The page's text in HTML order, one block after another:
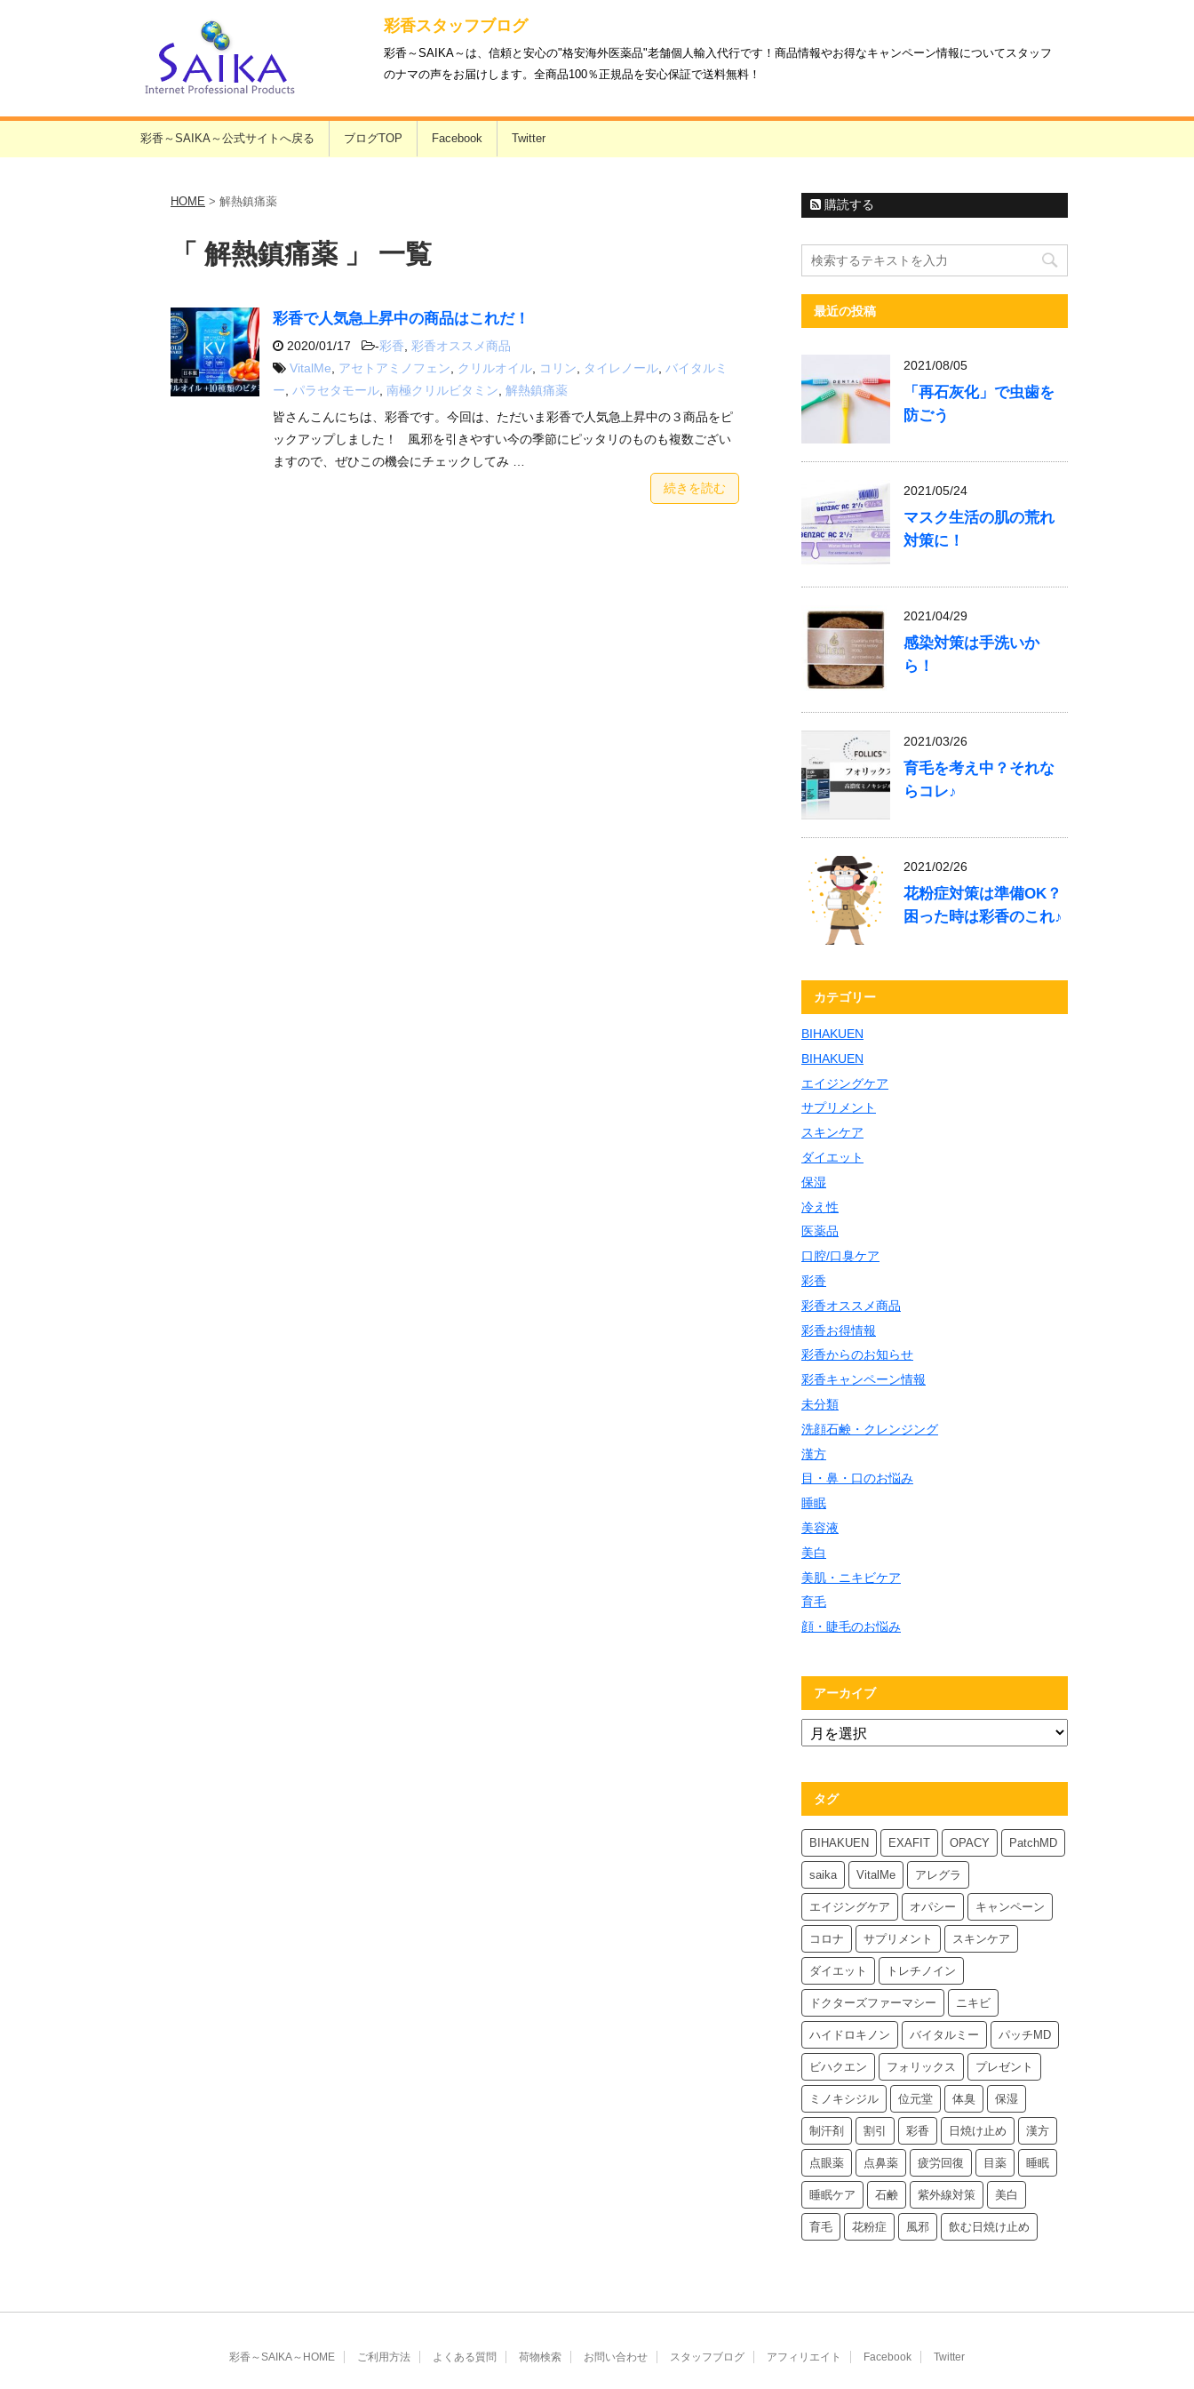
彩香スタッフブログ
彩香～SAIKA～は、信頼と安心の"格安海外医薬品"老舗個人輸入代行です！商品情報やお得なキャンペーン情報についてスタッフ
のナマの声をお届けします。全商品100％正規品を安心保証で送料無料！
彩香～SAIKA～公式サイトへ戻る ブログTOP Facebook Twitter
HOME > 解熱鎮痛薬
「 解熱鎮痛薬 」 一覧
彩香で人気急上昇中の商品はこれだ！
2020/01/17 -彩香
彩香オススメ商品
VitalMe
アセトアミノフェン クリルオイル コリン タイレノール バイタルミ
ー
パラセタモール 南極クリルビタミン 解熱鎮痛薬
皆さんこんにちは、彩香です。今回は、ただいま彩香で人気急上昇中の３商品をピ
ックアップしました！ 風邪を引きやすい今の季節にピッタリのものも複数ござい
ますので、ぜひこの機会にチェックしてみ …
続きを読む
購読する
最近の投稿
2021/08/05
「再石灰化」で虫歯を
防ごう
2021/05/24
マスク生活の肌の荒れ
対策に！
2021/04/29
感染対策は手洗いか
ら！
2021/03/26
育毛を考え中？それな
らコレ♪
2021/02/26
花粉症対策は準備OK？
困った時は彩香のこれ♪
カテゴリー
BIHAKUEN
BIHAKUEN
エイジングケア
サプリメント
スキンケア
ダイエット
保湿
冷え性
医薬品
口腔/口臭ケア
彩香
彩香オススメ商品
彩香お得情報
彩香からのお知らせ
彩香キャンペーン情報
未分類
洗顔石鹸・クレンジング
漢方
目・鼻・口のお悩み
睡眠
美容液
美白
美肌・ニキビケア
育毛
顔・睫毛のお悩み
アーカイブ
タグ
BIHAKUEN EXAFIT OPACY PatchMD
saika VitalMe アレグラ
エイジングケア オパシー キャンペーン
コロナ サプリメント スキンケア
ダイエット トレチノイン
ドクターズファーマシー ニキビ
ハイドロキノン バイタルミー パッチMD
ビハクエン フォリックス プレゼント
ミノキシジル 位元堂 体臭 保湿
制汗剤 割引 彩香 日焼け止め 漢方
点眼薬 点鼻薬 疲労回復 目薬 睡眠
睡眠ケア 石鹸 紫外線対策 美白
育毛 花粉症 風邪 飲む日焼け止め
彩香～SAIKA～HOME ご利用方法 よくある質問 荷物検索 お問い合わせ スタッフブログ アフィリエイト Facebook Twitter